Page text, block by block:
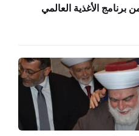
الأغذية العالمي